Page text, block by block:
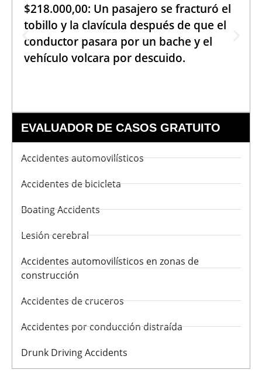
$218.000,00: Un pasajero se fracturó el
tobillo y la clavícula después de que el
conductor pasara por un bache y el
vehículo volcara por descuido.
EVALUADOR DE CASOS GRATUITO
Accidentes automovilísticos
Accidentes de bicicleta
Boating Accidents
Lesión cerebral
Accidentes automovilísticos en zonas de
construcción
Accidentes de cruceros
Accidentes por conducción distraída
Drunk Driving Accidents